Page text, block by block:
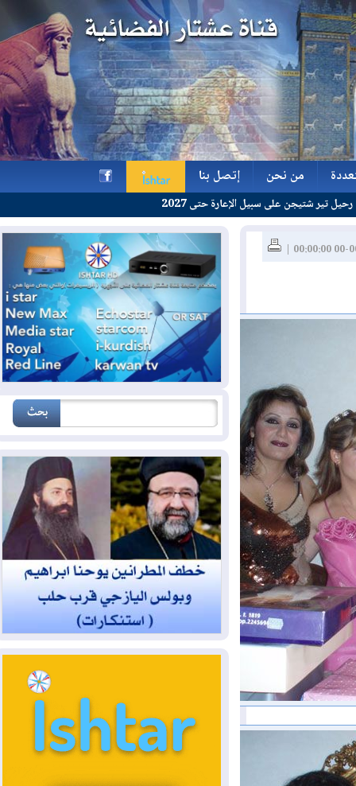
من نحن
من نحن
إتصل بنا
إتصل بناسبيل الإعارة حتى 2027
h